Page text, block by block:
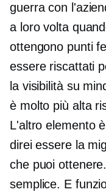
guerra con
a loro volta
ottengono punti
essere riscattati
la visibilità su
è molto più alta
L'altro elemento
direi essere la
che puoi
semplice. E